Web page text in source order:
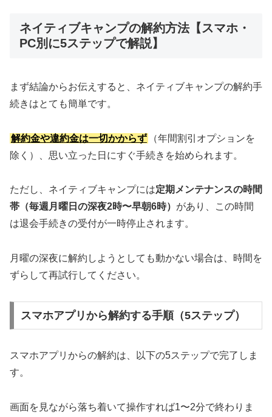
ネイティブキャンプの解約方法【スマホ・
PC別に5ステップで解説】
まず結論からお伝えすると、ネイティブキャンプの解約手
続きはとても簡単です。
解約金や違約金は一切かからず
（年間割引オプションを
除く）、思い立った日にすぐ手続きを始められます。
ただし、ネイティブキャンプには定期メンテナンスの時間
帯（毎週月曜日の深夜2時〜早朝6時） があり、この時間
は退会手続きの受付が一時停止されます。
月曜の深夜に解約しようとしても動かない場合は、時間を
ずらして再試行してください。
スマホアプリから解約する手順（5ステップ）
スマホアプリからの解約は、以下の5ステップで完了しま
す。
画面を見ながら落ち着いて操作すれば1〜2分で終わりま